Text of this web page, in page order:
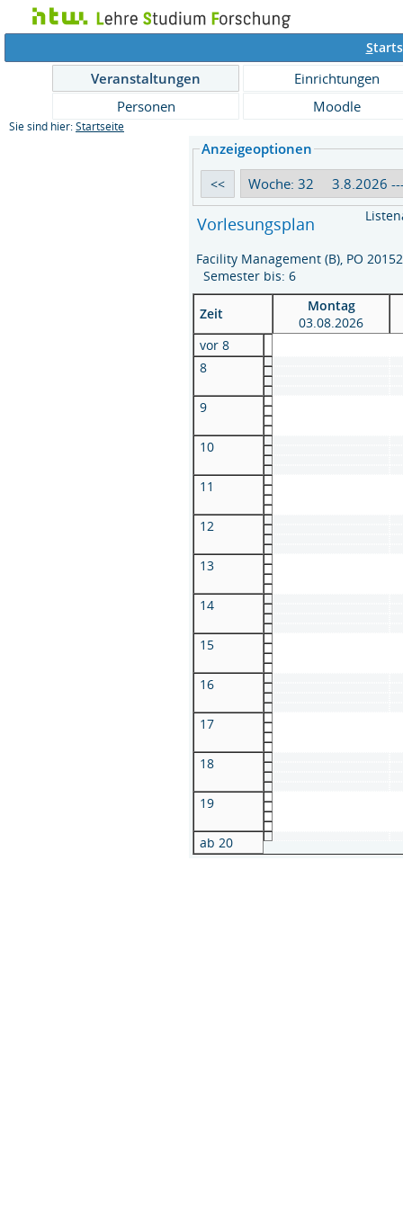
S
Veranstaltungen
Einrichtungen
Personen
Moodle
Sie sind hier: Startseite
Anzeigeoptionen
Vorlesungsplan
Facility Management (B), PO
Semester bis: 6
Zeit
Montag
03.08.2026
vor 8
8
9
10
11
12
13
14
15
16
17
18
19
ab 20